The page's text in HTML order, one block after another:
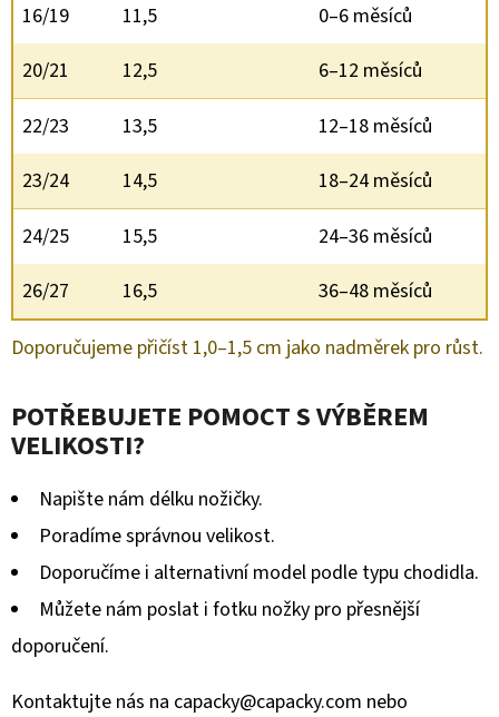
16/19 11,5
0–6 měsíců
20/21
12,5
6–12 měsíců
22/23
13,5
12–18 měsíců
23/24
14,5
18–24 měsíců
24/25
15,5
24–36 měsíců
26/27
16,5 36–48 měsíců
Doporučujeme přičíst 1,0–1,5 cm jako nadměrek pro růst.
POTŘEBUJETE POMOCT S VÝBĚREM
VELIKOSTI?
Napište nám délku nožičky.
Poradíme správnou velikost.
Doporučíme i alternativní model podle typu chodidla.
Můžete nám poslat i fotku nožky pro přesnější
doporučení.
Kontaktujte nás na capacky@capacky.com nebo